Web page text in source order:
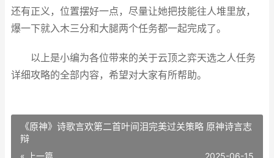
还有正义，位置摆好一点，尽量让她把技能往人堆里放，
爆一下就入木三分和大腿两个任务都一起完成了。
以上是小编为各位带来的关于云顶之弈天选之人任务
详细攻略的全部内容，希望对大家有所帮助。
《原神》诗歌言欢第二首叶间泪完美过关策略 原神诗言志
辩
« 上一篇 2025-06-15